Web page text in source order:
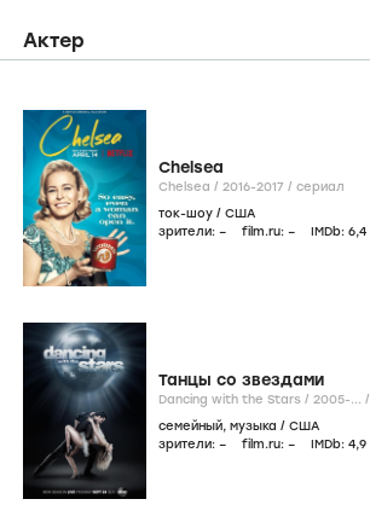
Актер
Chelsea
Chelsea / 2016-2017 / сериал
ток-шоу / США
зрители: – film.ru: – IMDb: 6,4
Танцы со звездами
Dancing with the Stars / 2005-... /
семейный, музыка / США
зрители: – film.ru: – IMDb: 4,9